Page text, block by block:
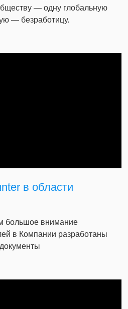
— одну глобальную
— безработицу.
в области
большое внимание
в Компании разработаны